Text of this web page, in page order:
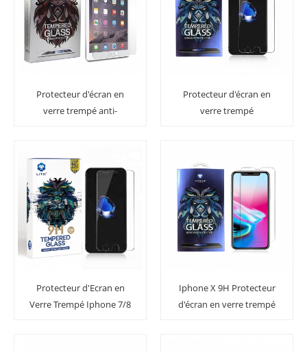
Protecteur d'écran en
verre trempé anti-
Protecteur d'écran en
verre trempé
Protecteur d'Ecran en
Verre Trempé Iphone 7/8
Iphone X 9H Protecteur
d'écran en verre trempé